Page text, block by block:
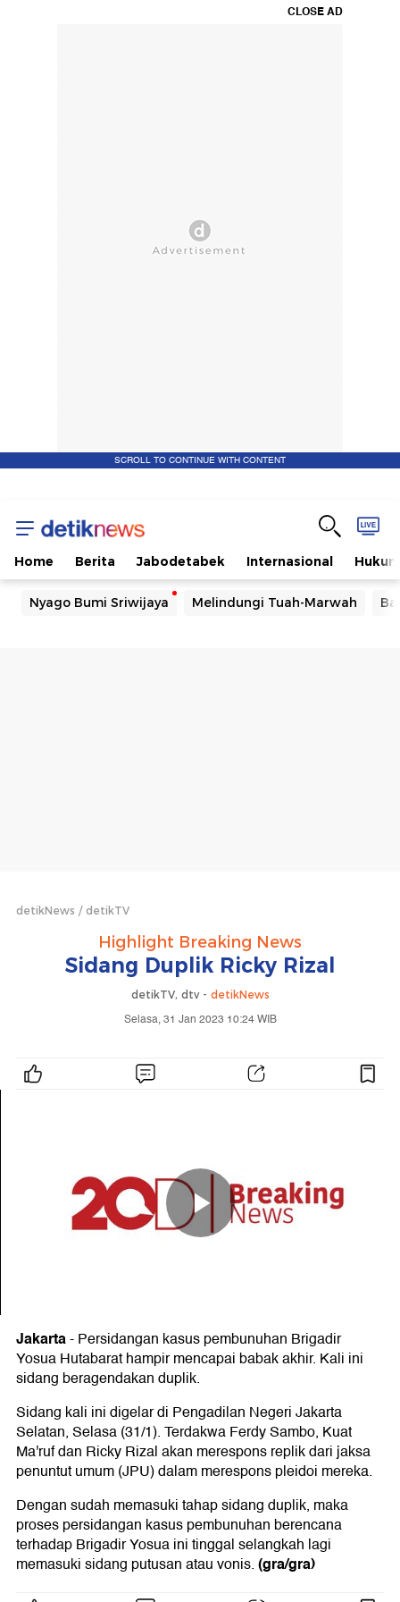
CLOSE AD
SCROLL TO CONTINUE WITH CONTENT
Home Berita Jabodetabek Internasional Hukum
Nyago Bumi Sriwijaya Melindungi Tuah-Marwah
detikNews detikTV
Highlight Breaking News
Sidang Duplik Ricky Rizal
detikTV, dtv - detikNews
Selasa, 31 Jan 2023 10:24 WIB
Jakarta-Persidangan kasus pembunuhan Brigadir
Yosua Hutabarat hampir mencapai babak akhir. Kali ini
sidang beragendakan duplik.
Sidang kali ini digelar di Pengadilan Negeri Jakarta
Selatan, Selasa (31/1). Terdakwa Ferdy Sambo, Kuat
Ma'ruf dan Ricky Rizal akan merespons replik dari jaksa
penuntut umum (JPU) dalam merespons pleidoi mereka.
Dengan sudah memasuki tahap sidang duplik, maka
proses persidangan kasus pembunuhan berencana
terhadap Brigadir Yosua ini tinggal selangkah lagi
memasuki sidang putusan atau vonis.(gra/gra)